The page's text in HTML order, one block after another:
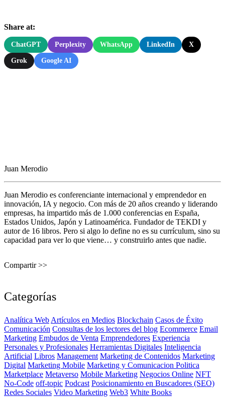
Share at:
ChatGPT Perplexity WhatsApp LinkedIn X
Grok Google AI
Juan Merodio
Juan Merodio es conferenciante internacional y emprendedor en
innovación, IA y negocio. Con más de 20 años creando y liderando
empresas, ha impartido más de 1.000 conferencias en España,
Estados Unidos, Japón y Latinoamérica. Fundador de TEKDI y
autor de 16 libros. Pero si algo lo define no es su currículum, sino su
capacidad para ver lo que viene… y construirlo antes que nadie.
Compartir >>
Categorías
Analítica Web Artículos en Medios Blockchain Casos de Éxito
Comunicación Consultas de los lectores del blog Ecommerce Email
Marketing Embudos de Venta Emprendedores Experiencia
Personales y Profesionales Herramientas Digitales Inteligencia
Artificial Libros Management Marketing de Contenidos Marketing
Digital Marketing Mobile Marketing y Comunicacion Politica
Marketplace Metaverso Mobile Marketing Negocios Online NFT
No-Code off-topic Podcast Posicionamiento en Buscadores (SEO)
Redes Sociales Video Marketing Web3 White Books